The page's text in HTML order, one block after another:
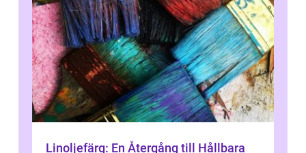
Linoljefärg: En Återgång till Hållbara